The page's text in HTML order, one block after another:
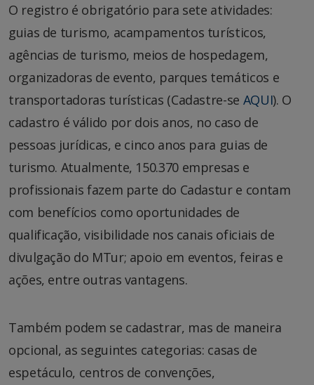
O registro é obrigatório para sete atividades:
guias de turismo, acampamentos turísticos,
agências de turismo, meios de hospedagem,
organizadoras de evento, parques temáticos e
transportadoras turísticas (Cadastre-se AQUI). O
cadastro é válido por dois anos, no caso de
pessoas jurídicas, e cinco anos para guias de
turismo. Atualmente, 150.370 empresas e
profissionais fazem parte do Cadastur e contam
com benefícios como oportunidades de
qualificação, visibilidade nos canais oficiais de
divulgação do MTur; apoio em eventos, feiras e
ações, entre outras vantagens.
Também podem se cadastrar, mas de maneira
opcional, as seguintes categorias: casas de
espetáculo, centros de convenções,